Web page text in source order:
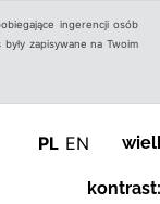
ingerencji osób
zapisywane na Twoim
PL EN
kontrast: